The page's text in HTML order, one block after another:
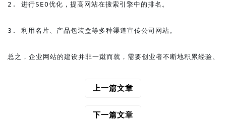
2. 进行SEO优化，提高网站在搜索引擎中的排名。
3. 利用名片、产品包装盒等多种渠道宣传公司网站。
上一篇文章
下一篇文章